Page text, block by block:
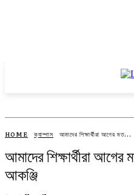
HOME ক্যাম্পাস আমাদের শিক্ষার্থীরা আগের মত...
আমাদের শিক্ষার্থীরা
আকঞ্জি